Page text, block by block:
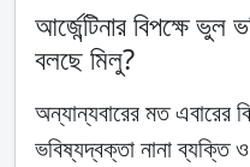
আর্জেন্টিনার বিপক্ষে ভুল
বলছে মিলু?
অন্যান্যবারের মত এবারের
ভবিষ্যদ্বক্তা নানা ব্যক্তি